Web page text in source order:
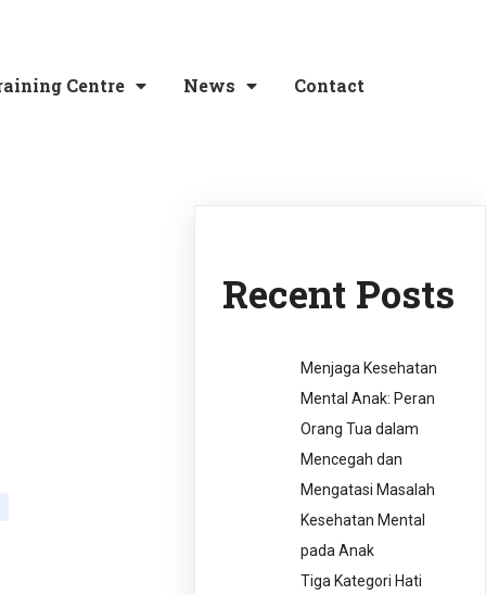
Centre News Contact
Recent Posts
Menjaga Kesehatan
Mental Anak: Peran
Orang Tua dalam
Mencegah dan
Mengatasi Masalah
Kesehatan Mental
pada Anak
Tiga Kategori Hati